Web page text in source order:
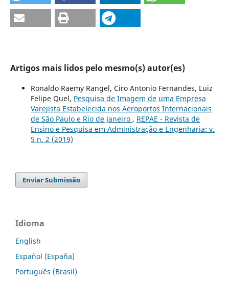
Artigos mais lidos pelo mesmo(s) autor(es)
Ronaldo Raemy Rangel, Ciro Antonio Fernandes, Luiz
Felipe Quel, Pesquisa de Imagem de uma Empresa
Varejista Estabelecida nos Aeroportos Internacionais
de São Paulo e Rio de Janeiro , REPAE - Revista de
Ensino e Pesquisa em Administração e Engenharia: v.
5 n. 2 (2019)
Enviar Submissão
Idioma
English
Español (España)
Português (Brasil)